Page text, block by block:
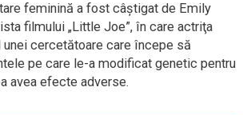
feminină a fost câştigat de Emily
filmului „Little Joe”, în care actriţa
unei cercetătoare care începe să
pe care le-a modificat genetic pentru
avea efecte adverse.